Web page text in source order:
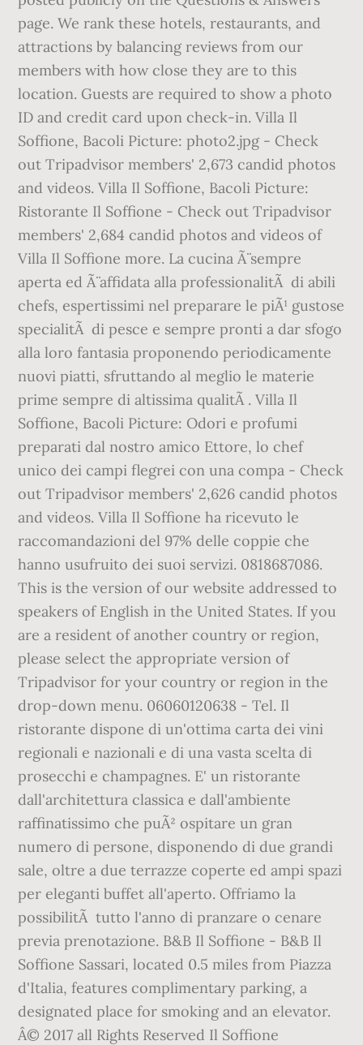
page. We rank these hotels, restaurants, and
attractions by balancing reviews from our
members with how close they are to this
location. Guests are required to show a photo
ID and credit card upon check-in. Villa Il
Soffione, Bacoli Picture: photo2.jpg - Check
out Tripadvisor members' 2,673 candid photos
and videos. Villa Il Soffione, Bacoli Picture:
Ristorante Il Soffione - Check out Tripadvisor
members' 2,684 candid photos and videos of
Villa Il Soffione more. La cucina Ã¨ sempre
aperta ed Ã¨ affidata alla professionalitÃ di abili
chefs, espertissimi nel preparare le piÃ¹ gustose
specialitÃ di pesce e sempre pronti a dar sfogo
alla loro fantasia proponendo periodicamente
nuovi piatti, sfruttando al meglio le materie
prime sempre di altissima qualitÃ . Villa Il
Soffione, Bacoli Picture: Odori e profumi
preparati dal nostro amico Ettore, lo chef
unico dei campi flegrei con una compa - Check
out Tripadvisor members' 2,626 candid photos
and videos. Villa Il Soffione ha ricevuto le
raccomandazioni del 97% delle coppie che
hanno usufruito dei suoi servizi. 0818687086.
This is the version of our website addressed to
speakers of English in the United States. If you
are a resident of another country or region,
please select the appropriate version of
Tripadvisor for your country or region in the
drop-down menu. 06060120638 - Tel. Il
ristorante dispone di un'ottima carta dei vini
regionali e nazionali e di una vasta scelta di
prosecchi e champagnes. E' un ristorante
dall'architettura classica e dall'ambiente
raffinatissimo che puÃ² ospitare un gran
numero di persone, disponendo di due grandi
sale, oltre a due terrazze coperte ed ampi spazi
per eleganti buffet all'aperto. Offriamo la
possibilitÃ tutto l'anno di pranzare o cenare
previa prenotazione. B&B Il Soffione - B&B Il
Soffione Sassari, located 0.5 miles from Piazza
d'Italia, features complimentary parking, a
designated place for smoking and an elevator.
Â© 2017 all Rights Reserved Il Soffione